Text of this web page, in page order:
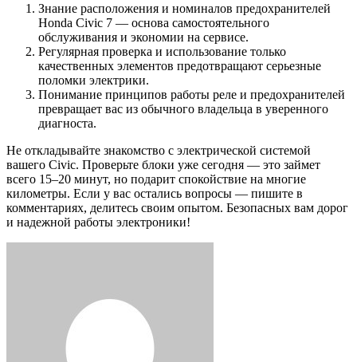
Знание расположения и номиналов предохранителей
Honda Civic 7 — основа самостоятельного
обслуживания и экономии на сервисе.
Регулярная проверка и использование только
качественных элементов предотвращают серьезные
поломки электрики.
Понимание принципов работы реле и предохранителей
превращает вас из обычного владельца в уверенного
диагноста.
Не откладывайте знакомство с электрической системой
вашего Civic. Проверьте блоки уже сегодня — это займет
всего 15–20 минут, но подарит спокойствие на многие
километры. Если у вас остались вопросы — пишите в
комментариях, делитесь своим опытом. Безопасных вам дорог
и надежной работы электроники!